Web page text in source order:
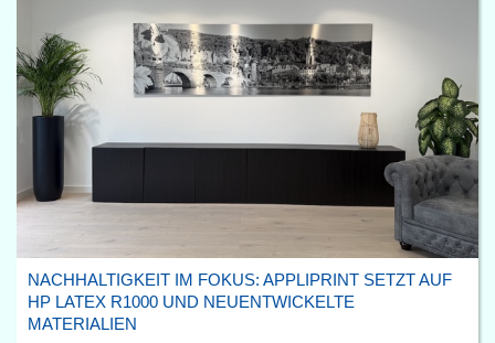
NACHHALTIGKEIT IM FOKUS: APPLIPRINT SETZT AUF
HP LATEX R1000 UND NEUENTWICKELTE
MATERIALIEN